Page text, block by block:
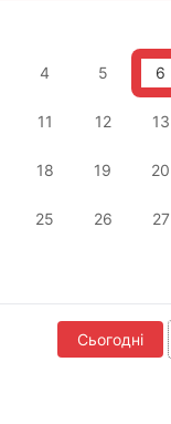
4 5 6
11 12 13
18 19 20
25 26 27
Сьогодні